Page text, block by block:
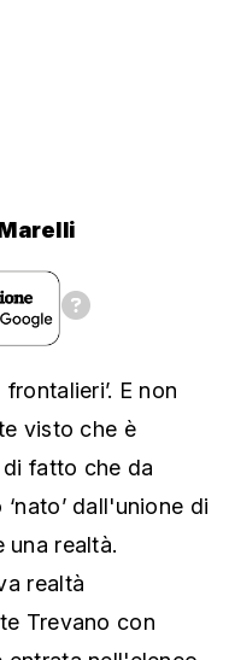
E non
visto che è
di fatto che da
dall'unione di
una realtà.
realtà
Trevano con